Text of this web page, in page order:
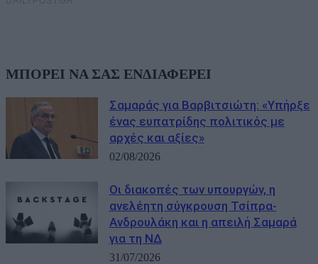
ΜΠΟΡΕΙ ΝΑ ΣΑΣ ΕΝΔΙΑΦΕΡΕΙ
Σαμαράς για Βαρβιτσιώτη: «Υπήρξε
ένας ευπατρίδης πολιτικός με
αρχές και αξίες»
02/08/2026
Οι διακοπές των υπουργών, η
ανελέητη σύγκρουση Τσίπρα-
Ανδρουλάκη και η απειλή Σαμαρά
για τη ΝΔ
31/07/2026